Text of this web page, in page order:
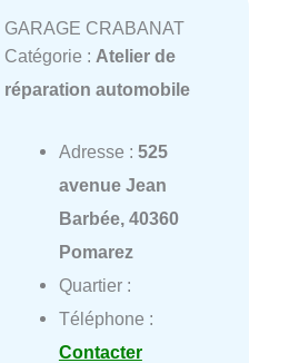
GARAGE CRABANAT
Catégorie : Atelier de
réparation automobile
Adresse : 525
avenue Jean
Barbée, 40360
Pomarez
Quartier :
Téléphone :
Contacter